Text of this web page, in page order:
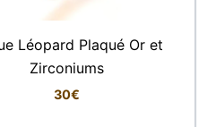
Léopard Plaqué Or et
Zirconiums
30€